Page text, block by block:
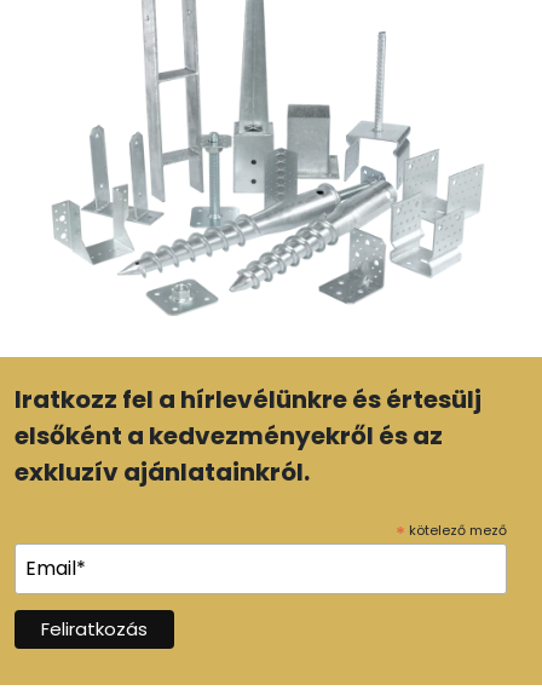
Iratkozz fel a hírlevélünkre és értesülj
elsőként a kedvezményekről és az
exkluzív ajánlatainkról.
* kötelező mező